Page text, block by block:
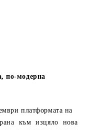
по-модерна
платформата на
към изцяло нова